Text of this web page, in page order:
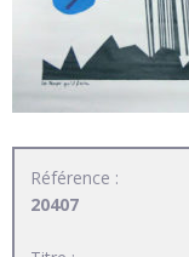
Référence :
20407